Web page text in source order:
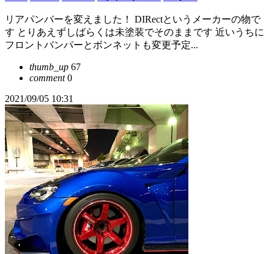
リアパンバーを変えました！ DIRectというメーカーの物で
す とりあえずしばらくは未塗装でそのままです 近いうちに
フロントバンパーとボンネットも変更予定...
thumb_up 67
comment0
2021/09/05 10:31